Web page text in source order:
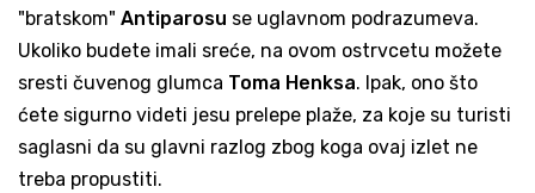
"bratskom" Antiparosu se uglavnom podrazumeva.
Ukoliko budete imali sreće, na ovom ostrvcetu možete
sresti čuvenog glumca Toma Henksa. Ipak, ono što
ćete sigurno videti jesu prelepe plaže, za koje su turisti
saglasni da su glavni razlog zbog koga ovaj izlet ne
treba propustiti.